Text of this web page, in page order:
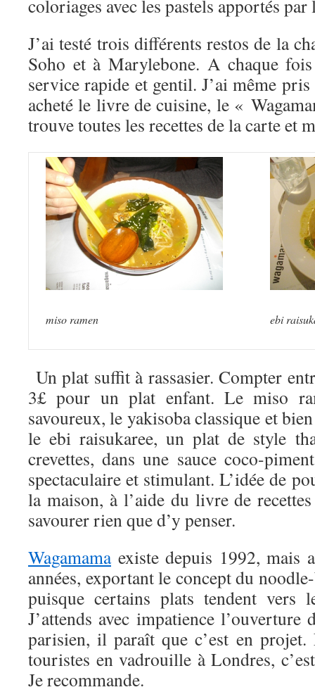
coloriages avec les pastels apportés par
J’ai testé trois différents restos de la
Soho et à Marylebone. A chaque
service rapide et gentil. J’ai même
acheté le livre de cuisine, le «
trouve toutes les recettes de la carte et
miso ramen ebi
Un plat suffit à rassasier. Compter
3£ pour un plat enfant. Le miso
savoureux, le yakisoba classique et
le ebi raisukaree, un plat de style
crevettes, dans une sauce coco-
spectaculaire et stimulant. L’idée de
la maison, à l’aide du livre de
savourer rien que d’y penser.
Wagamamaexiste depuis 1992, mais
années, exportant le concept du
puisque certains plats tendent
J’attends avec impatience l’ouverture
parisien, il paraît que c’est en projet.
touristes en vadrouille à Londres,
Je recommande.